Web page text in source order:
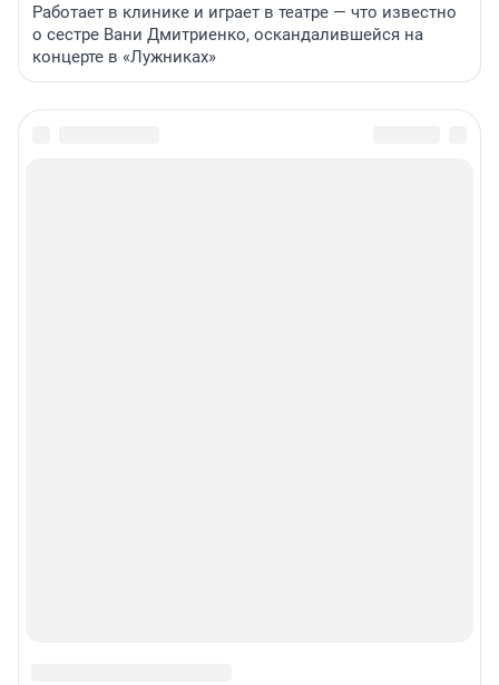
Работает в клинике и играет в театре — что известно
о сестре Вани Дмитриенко, оскандалившейся на
концерте в «Лужниках»